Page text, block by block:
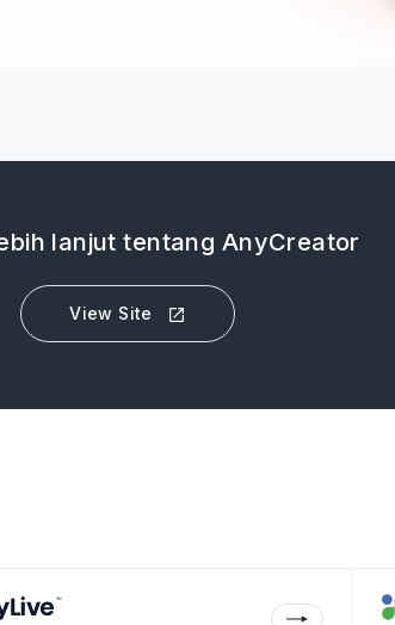
lanjut tentang AnyCreator
View Site